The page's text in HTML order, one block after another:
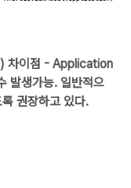
차이점 - Application
발생가능. 일반적으
권장하고 있다.